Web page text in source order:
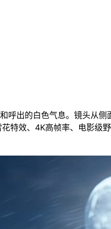
出的白色气息。镜头从侧
特效、4K高帧率、电影级